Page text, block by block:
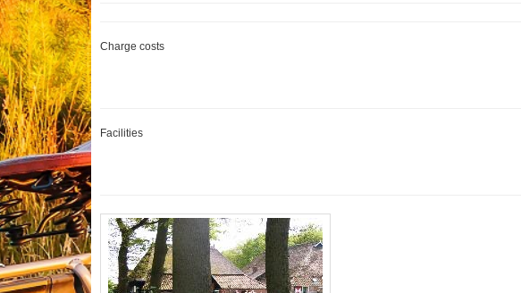
Charge costs
Facilities